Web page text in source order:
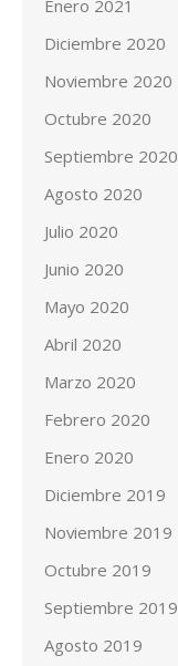
Enero 2021
Diciembre 2020
Noviembre 2020
Octubre 2020
Septiembre 2020
Agosto 2020
Julio 2020
Junio 2020
Mayo 2020
Abril 2020
Marzo 2020
Febrero 2020
Enero 2020
Diciembre 2019
Noviembre 2019
Octubre 2019
Septiembre 2019
Agosto 2019